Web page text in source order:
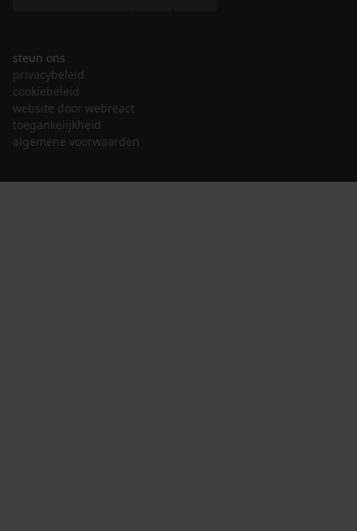
steun ons
privacybeleid
cookiebeleid
website door webreact
toegankelijkheid
algemene voorwaarden